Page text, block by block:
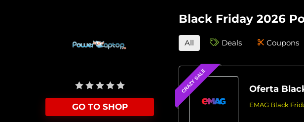
Black Friday 2026
GO TO SHOP
All Deals Coupons
CRAZY SALE Oferta
EMAG Black